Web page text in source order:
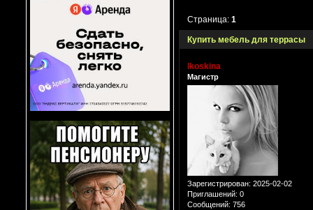
Купить мебель для террасы
Страница:1
lkoskina
Магистр
Зарегистрирован: 2025-02-02
Приглашений: 0
Сообщений: 756